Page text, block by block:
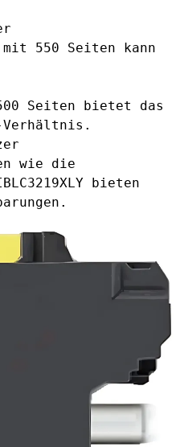
mit 550 Seiten kann
Seiten bietet das
wie die
bieten